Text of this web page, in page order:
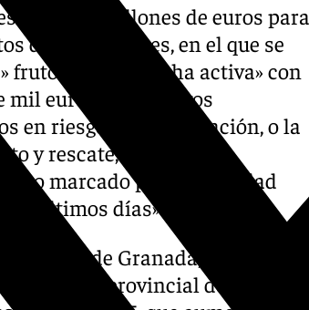
de 418 millones de euros para
de 431 millones, en el que se
fruto de la «escucha activa» con
mil euros para nuevos
en riesgo de despoblación, o la
y rescate, que se ha
marcado por «la realidad
los últimos días».
de Granada, Francis
diputada provincial de